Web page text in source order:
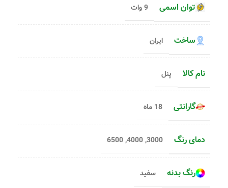
توان اسمی 9 وات
ساخت ایران
نام کالا پنل
گارانتی 18 ماه
دمای رنگ 3000
,
4000
,
6500
رنگ بدنه سفید